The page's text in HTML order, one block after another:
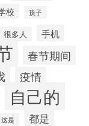
校 孩子
很多人 手机
春节期间
疫情
自己的
这是 都是